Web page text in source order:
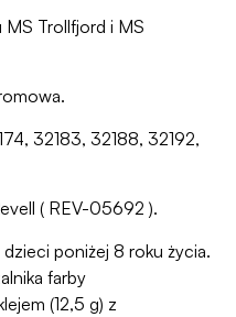
Trollfjord i MS
32183, 32188, 32192,
( REV-05692 ).
poniżej 8 roku życia.
farby
(12,5 g) z